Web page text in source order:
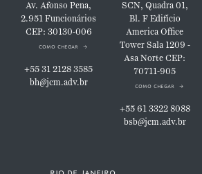
Av. Afonso Pena,
2.951Funcionários
CEP: 30130-006
como chegar
+55 31 2128 3585
bh@jcm.adv.br
SCN, Quadra 01,
Bl. FEdifício
America Office
TowerSala 1209 -
Asa NorteCEP:
70711-905
como chegar
+55 61 3322 8088
bsb@jcm.adv.br
rio de janeiro